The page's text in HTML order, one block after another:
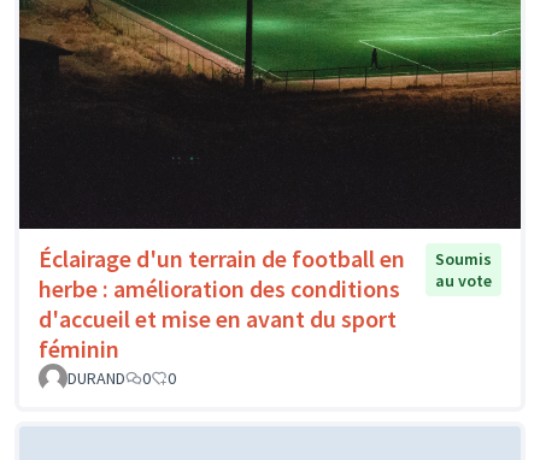
Éclairage d'un terrain de football en
herbe : amélioration des conditions
d'accueil et mise en avant du sport
féminin
Soumis
au vote
DURAND 0 0